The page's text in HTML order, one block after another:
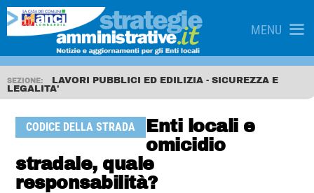
MENU
SEZIONE:
LAVORI PUBBLICI ED EDILIZIA - SICUREZZA E
LEGALITA'
CODICE DELLA STRADA
Enti locali e
omicidio
stradale, quale
responsabilità?